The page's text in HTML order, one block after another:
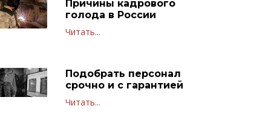
Причины кадрового
голода в России
Читать...
Подобрать персонал
срочно и с гарантией
Читать...